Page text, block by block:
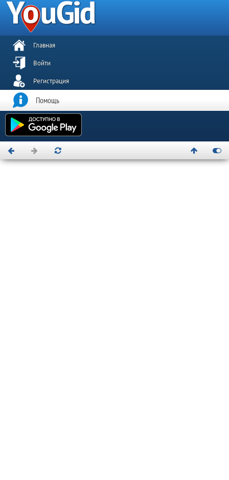
Главная
Войти
Регистрация
Помощь